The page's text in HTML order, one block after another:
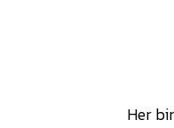
Her